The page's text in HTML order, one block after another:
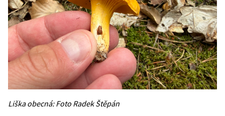
Liška obecná: Foto Radek Štěpán